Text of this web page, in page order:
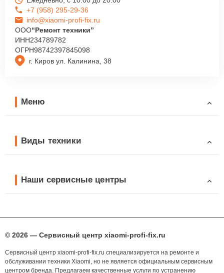
г. Киров ул. Калинина, 38
+7 (958) 295-29-36
info@xiaomi-profi-fix.ru
ООО“Ремонт техники”
ИНН234789782
ОГРН98742397845098
Меню
Виды техники
Наши сервисные центры
© 2026 — Сервисный центр xiaomi-profi-fix.ru
Сервисный центр xiaomi-profi-fix.ru специализируется на ремонте и
обслуживании техники Xiaomi, но не является официальным сервисным
центром бренда. Предлагаем качественные услуги по устранению